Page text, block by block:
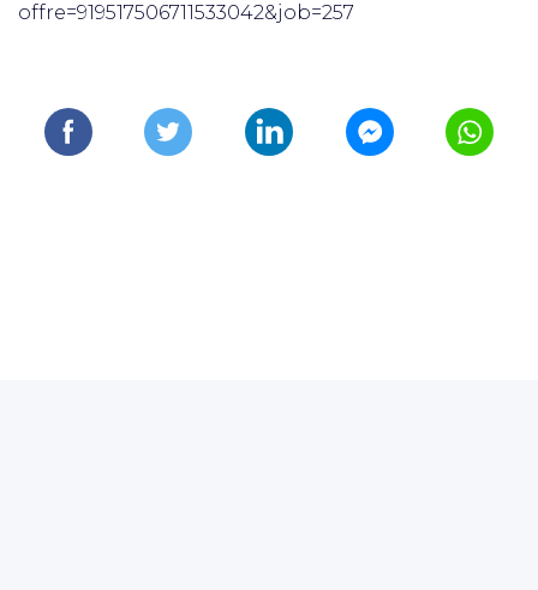
offre=919517506711533042&job=257